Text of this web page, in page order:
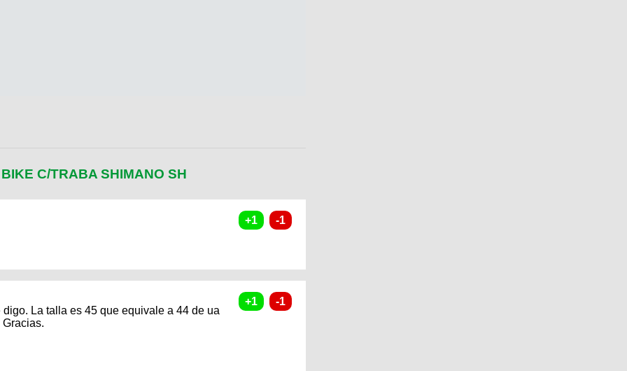
C/TRABA SHIMANO SH
La talla es 45 que equivale a 44 de ua